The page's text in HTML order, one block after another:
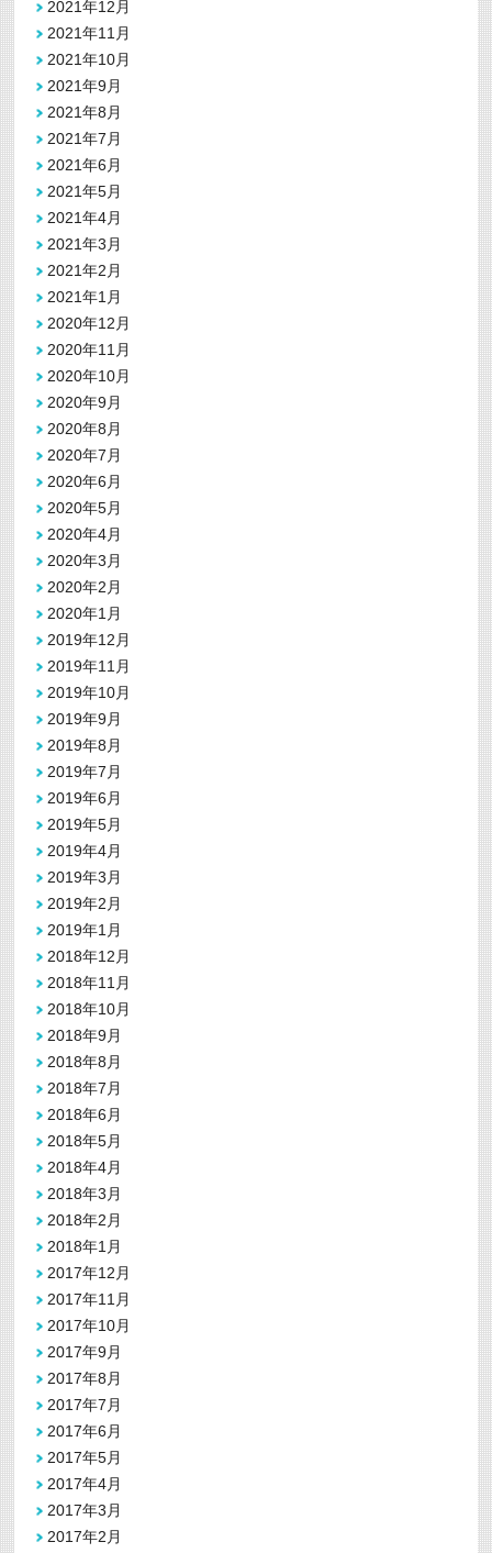
2021年12月
2021年11月
2021年10月
2021年9月
2021年8月
2021年7月
2021年6月
2021年5月
2021年4月
2021年3月
2021年2月
2021年1月
2020年12月
2020年11月
2020年10月
2020年9月
2020年8月
2020年7月
2020年6月
2020年5月
2020年4月
2020年3月
2020年2月
2020年1月
2019年12月
2019年11月
2019年10月
2019年9月
2019年8月
2019年7月
2019年6月
2019年5月
2019年4月
2019年3月
2019年2月
2019年1月
2018年12月
2018年11月
2018年10月
2018年9月
2018年8月
2018年7月
2018年6月
2018年5月
2018年4月
2018年3月
2018年2月
2018年1月
2017年12月
2017年11月
2017年10月
2017年9月
2017年8月
2017年7月
2017年6月
2017年5月
2017年4月
2017年3月
2017年2月